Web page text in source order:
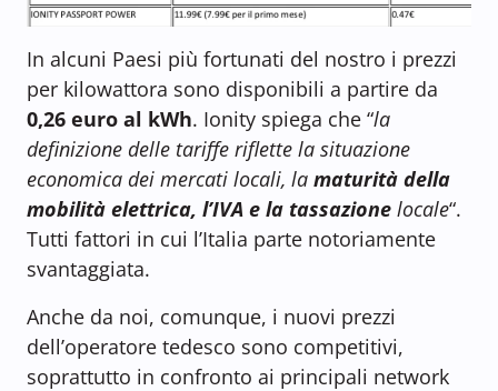
In alcuni Paesi più fortunati del nostro i prezzi
per kilowattora sono disponibili a partire da
0,26 euro al kWh. Ionity spiega che “la
definizione delle tariffe riflette la situazione
economica dei mercati locali, la maturità della
mobilità elettrica, l’IVA e la tassazione locale“.
Tutti fattori in cui l’Italia parte notoriamente
svantaggiata.
Anche da noi, comunque, i nuovi prezzi
dell’operatore tedesco sono competitivi,
soprattutto in confronto ai principali network